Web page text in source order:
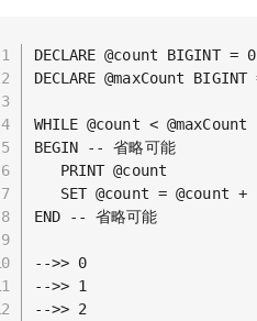
DECLARE @count BIGINT = 0
DECLARE @maxCount
WHILE @count < @maxCount
BEGIN -- 省略可能
   PRINT @count
SET @count = @count +
END -- 省略可能
-->> 0
-->> 1
-->> 2